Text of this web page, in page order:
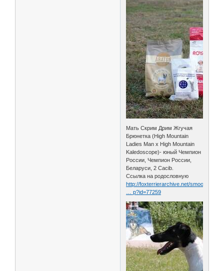
Мать Скрим Дрим Жгучая
Брюнетка (High Mountain
Ladies Man х High Mountain
Kaledoscope)- юный Чемпион
России, Чемпион России,
Беларуси, 2 Cacib.
Ссылка на родословную
http://foxterrierarchive.net/smooth/det
… p?id=77259